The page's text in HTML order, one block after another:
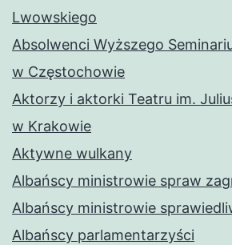
Lwowskiego
Absolwenci Wyższego
w Częstochowie
Aktorzy i aktorki Teatru im.
w Krakowie
Aktywne wulkany
Albańscy ministrowie spraw
Albańscy ministrowie
Albańscy parlamentarzyści